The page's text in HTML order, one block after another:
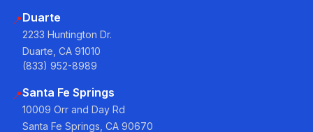
📍Duarte
2233 Huntington Dr.
Duarte, CA 91010
(833) 952-8989
📍Santa Fe Springs
10009 Orr and Day Rd
Santa Fe Springs, CA 90670